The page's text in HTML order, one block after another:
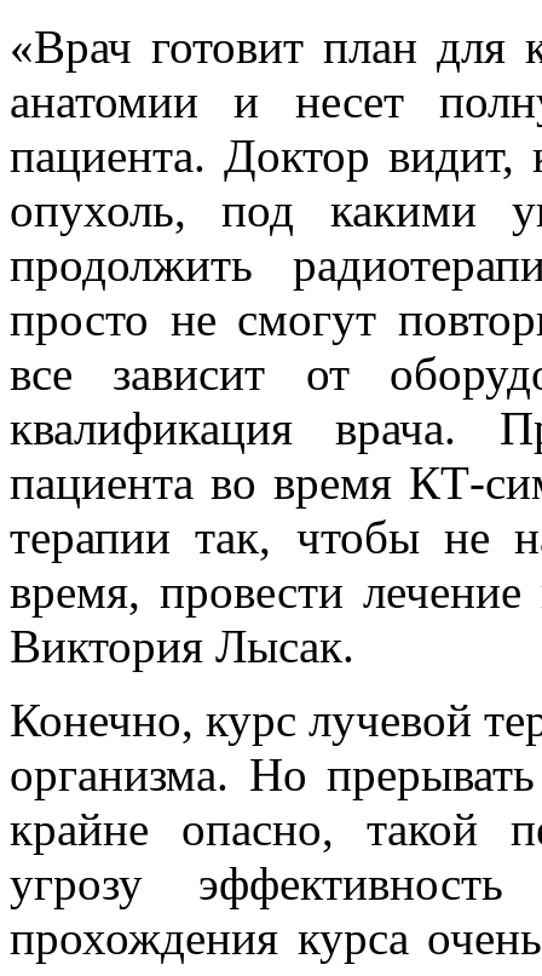
«Врач готовит план для
анатомии и несет
пациента. Доктор видит,
опухоль, под какими
продолжить
просто не смогут
все зависит от
квалификация врача.
пациента во время КТ-
терапии так, чтобы не
время, провести
Виктория Лысак.
Конечно, курс лучевой
организма. Но
крайне опасно, такой
угрозу
прохождения курса